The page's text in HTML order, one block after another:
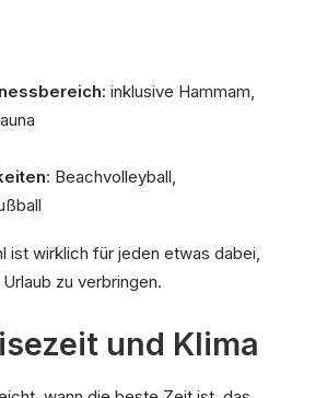
: inklusive Hammam,
: Beachvolleyball,
ist wirklich für jeden etwas dabei,
zu verbringen.
und Klima